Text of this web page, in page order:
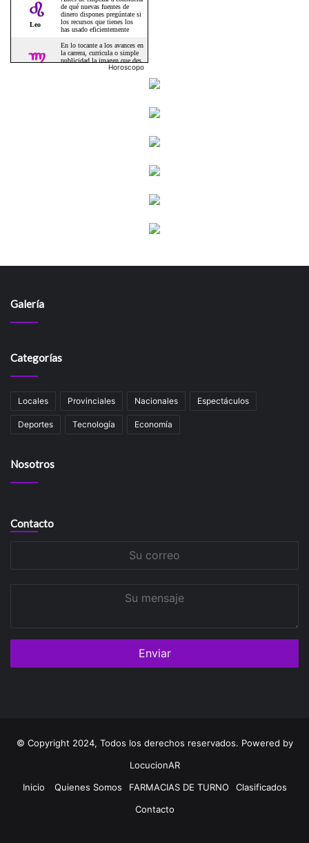
Horoscopo
Galería
Categorías
Locales Provinciales Nacionales Espectáculos
Deportes Tecnología Economía
Nosotros
Contacto
© Copyright 2024, Todos los derechos reservados. Powered by
LocucionAR
Inicio
Quienes Somos FARMACIAS DE TURNO
Clasificados
Contacto